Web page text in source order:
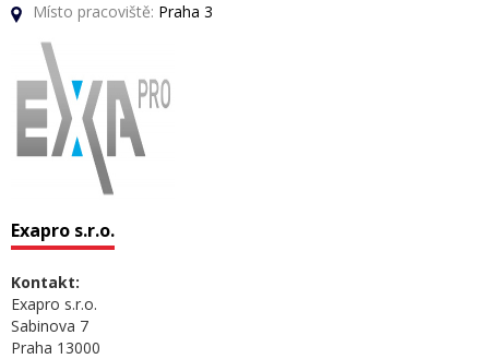
Místo pracoviště: Praha 3
Exapro s.r.o.
Kontakt:
Exapro s.r.o.
Sabinova 7
Praha 13000